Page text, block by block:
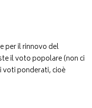
per il rinnovo del
il voto popolare (non ci
voti ponderati, cioè